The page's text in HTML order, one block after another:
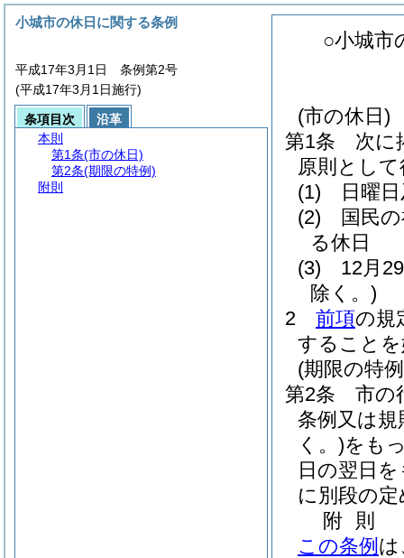
○小城市
(市の休日)
第1条
次に
原則とし
(1)
日曜
(2)
国民
る休日
(3)
12月
除く。)
2
前項の規
すること
(期限の特
第2条
市の
条例又は
く。)をも
日の翌日
に別段の
附 則
この条例 は
小城市の休日に関する条例
平成17年3月1日 条例第2号
(平成17年3月1日施行)
条項目次
沿革
本則
第1条(市の休日)
第2条(期限の特例)
附則